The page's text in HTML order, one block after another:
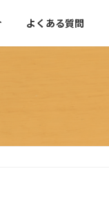
よくある質問